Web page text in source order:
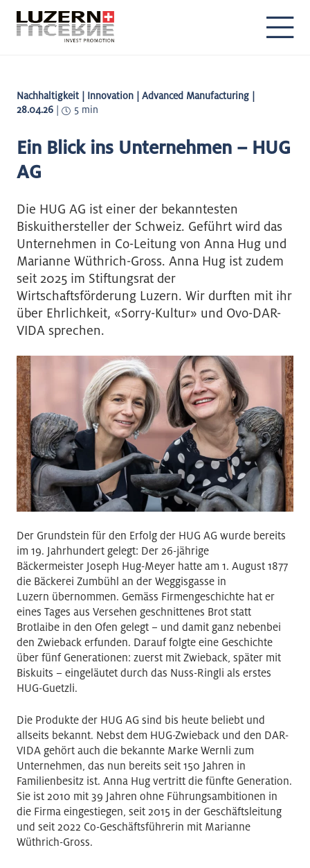
Nachhaltigkeit | Innovation | Advanced Manufacturing |
28.04.26 | 5 min
Ein Blick ins Unternehmen – HUG
AG
Die HUG AG ist einer der bekanntesten
Biskuithersteller der Schweiz. Geführt wird das
Unternehmen in Co-Leitung von Anna Hug und
Marianne Wüthrich-Gross. Anna Hug ist zudem
seit 2025 im Stiftungsrat der
Wirtschaftsförderung Luzern. Wir durften mit ihr
über Ehrlichkeit, «Sorry-Kultur» und Ovo-DAR-
VIDA sprechen.
Der Grundstein für den Erfolg der HUG AG wurde bereits
im 19. Jahrhundert gelegt: Der 26-jährige
Bäckermeister Joseph Hug-Meyer hatte am 1. August 1877
die Bäckerei Zumbühl an der Weggisgasse in
Luzern übernommen. Gemäss Firmengeschichte hat er
eines Tages aus Versehen geschnittenes Brot statt
Brotlaibe in den Ofen gelegt – und damit ganz nebenbei
den Zwieback erfunden. Darauf folgte eine Geschichte
über fünf Generationen: zuerst mit Zwieback, später mit
Biskuits – eingeläutet durch das Nuss-Ringli als erstes
HUG-Guetzli.
Die Produkte der HUG AG sind bis heute beliebt und
allseits bekannt. Nebst dem HUG-Zwieback und den DAR-
VIDA gehört auch die bekannte Marke Wernli zum
Unternehmen, das nun bereits seit 150 Jahren in
Familienbesitz ist. Anna Hug vertritt die fünfte Generation.
Sie ist 2010 mit 39 Jahren ohne Führungsambitionen in
die Firma eingestiegen, seit 2015 in der Geschäftsleitung
und seit 2022 Co-Geschäftsführerin mit Marianne
Wüthrich-Gross.